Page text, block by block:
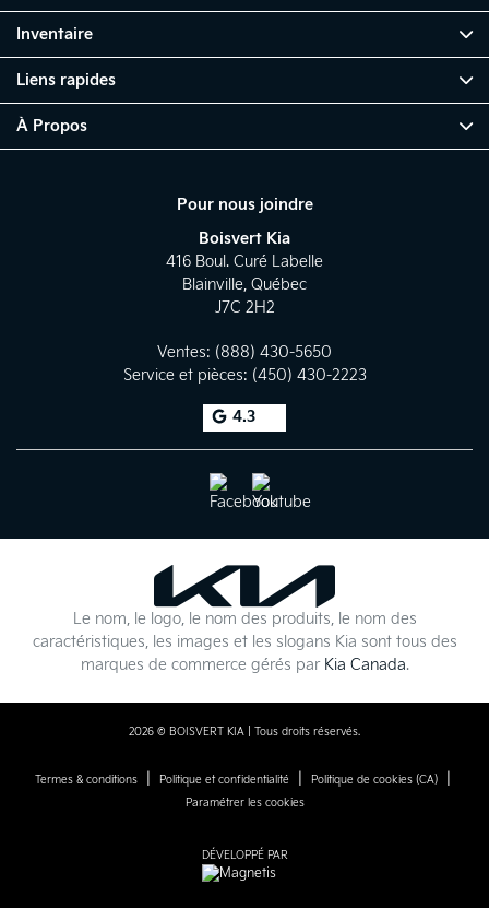
Pour nous joindre
Boisvert Kia
416 Boul. Curé Labelle
Blainville, Québec
J7C 2H2
Ventes: (888) 430-5650
Service et pièces: (450) 430-2223
4.3
Inventaire
Liens rapides
À Propos
Le nom, le logo, le nom des produits, le nom des
caractéristiques, les images et les slogans Kia sont tous des
marques de commerce gérés par Kia Canada.
2026 © BOISVERT KIA | Tous droits réservés.
Termes & conditions| Politique et confidentialité Politique de cookies (CA)|
Paramétrer les cookies
DÉVELOPPÉ PAR